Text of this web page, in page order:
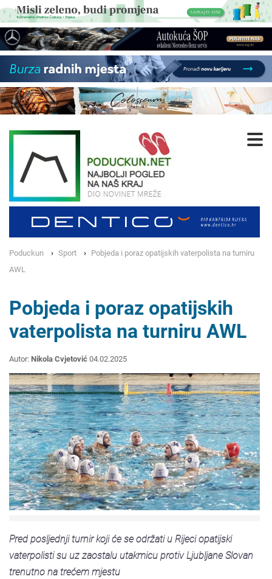
Poduckun Sport
Pobjeda i poraz opatijskih vaterpolista na turniru
AWL
Pobjeda i poraz opatijskih
vaterpolista na turniru AWL
Autor: Nikola Cvjetović 04.02.2025
Pred posljednji turnir koji će se održati u Rijeci opatijski
vaterpolisti su uz zaostalu utakmicu protiv Ljubljane Slovan
trenutno na trećem mjestu